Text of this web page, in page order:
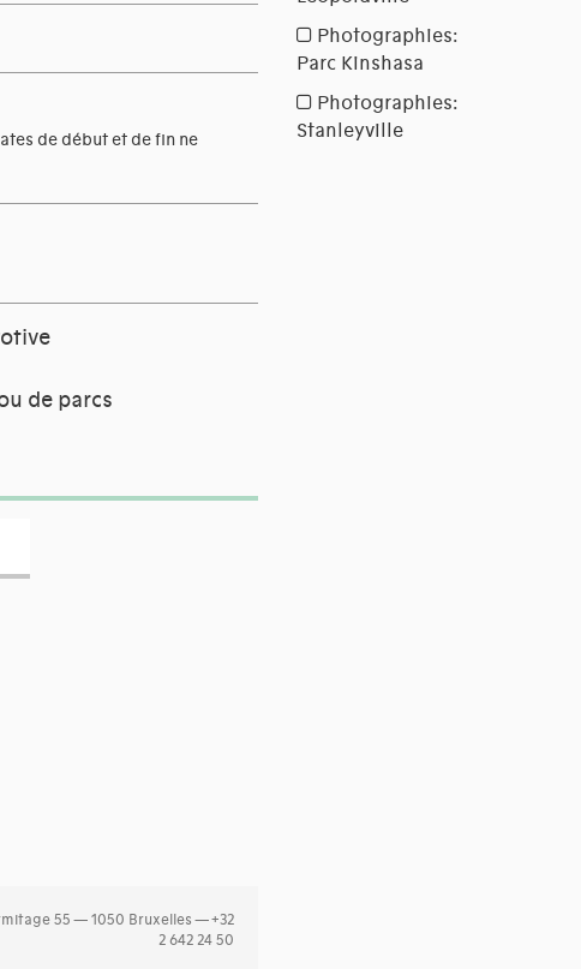
de début et de fin ne
de parcs
55 — 1050 Bruxelles — +32
2 642 24 50